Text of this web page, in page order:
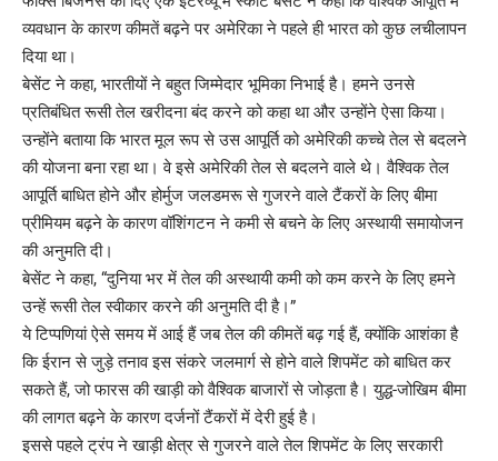
व्यवधान के कारण कीमतें बढ़ने पर अमेरिका ने पहले ही भारत को कुछ लचीलापन
दिया था।
बेसेंट ने कहा, भारतीयों ने बहुत जिम्मेदार भूमिका निभाई है। हमने उनसे
प्रतिबंधित रूसी तेल खरीदना बंद करने को कहा था और उन्होंने ऐसा किया।
उन्होंने बताया कि भारत मूल रूप से उस आपूर्ति को अमेरिकी कच्चे तेल से बदलने
की योजना बना रहा था। वे इसे अमेरिकी तेल से बदलने वाले थे। वैश्विक तेल
आपूर्ति बाधित होने और होर्मुज जलडमरू से गुजरने वाले टैंकरों के लिए बीमा
प्रीमियम बढ़ने के कारण वॉशिंगटन ने कमी से बचने के लिए अस्थायी समायोजन
की अनुमति दी।
बेसेंट ने कहा, “दुनिया भर में तेल की अस्थायी कमी को कम करने के लिए हमने
उन्हें रूसी तेल स्वीकार करने की अनुमति दी है।”
ये टिप्पणियां ऐसे समय में आई हैं जब तेल की कीमतें बढ़ गई हैं, क्योंकि आशंका है
कि ईरान से जुड़े तनाव इस संकरे जलमार्ग से होने वाले शिपमेंट को बाधित कर
सकते हैं, जो फारस की खाड़ी को वैश्विक बाजारों से जोड़ता है। युद्ध-जोखिम बीमा
की लागत बढ़ने के कारण दर्जनों टैंकरों में देरी हुई है।
इससे पहले ट्रंप ने खाड़ी क्षेत्र से गुजरने वाले तेल शिपमेंट के लिए सरकारी